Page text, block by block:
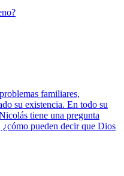
familiares,
su existencia. En todo su
tiene una pregunta
pueden decir que Dios